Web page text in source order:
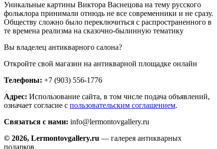
Уникальные картины Виктора Васнецова на тему русского
фольклора принимали отнюдь не все современники и не сразу.
Обществу сложно было переключиться с распространенного в
те времена реализма на сказочно-былинную тематику
Вы владелец антикварного салона?
Откройте свой магазин на антикварной площадке онлайн
Телефоны: +7 (903) 556-1776
Адрес: Использование сайта, в том числе подача объявлений,
означает согласие с пользовательским соглашением.
Связаться с нами: info@lermontovgallery.ru
© 2026, Lermontovgallery.ru — галерея антикварных
подарков